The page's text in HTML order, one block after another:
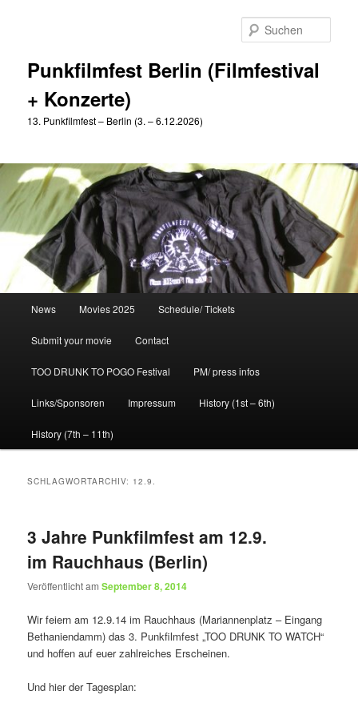
Punkfilmfest Berlin (Filmfestival
+ Konzerte)
13. Punkfilmfest – Berlin (3. – 6.12.2026)
News Movies 2025 Schedule/ Tickets
Submit your movie Contact
TOO DRUNK TO POGO Festival PM/ press infos
Links/Sponsoren Impressum History (1st – 6th)
History (7th – 11th)
SCHLAGWORTARCHIV: 12.9.
3 Jahre Punkfilmfest am 12.9.
im Rauchhaus (Berlin)
Veröffentlicht amSeptember 8, 2014
Wir feiern am 12.9.14 im Rauchhaus (Mariannenplatz – Eingang
Bethaniendamm) das 3. Punkfilmfest „TOO DRUNK TO WATCH“
und hoffen auf euer zahlreiches Erscheinen.
Und hier der Tagesplan: